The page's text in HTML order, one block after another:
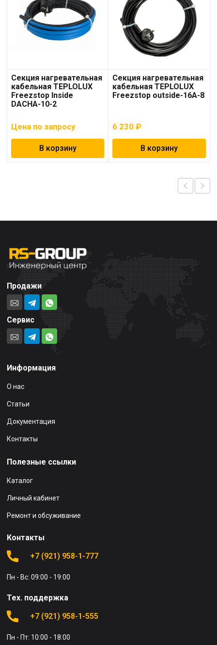
Секция нагревательная
кабельная TEPLOLUX
Freezstop Inside
DACHA-10-2
Цена по запросу
В корзину
Секция нагревательная
кабельная TEPLOLUX
Freezstop outside-16A-8
6 230₽
В корзину
Продажи
Сервис
Информация
О нас
Статьи
Документация
Контакты
Полезные ссылки
Каталог
Личный кабинет
Ремонт и обсуживание
Контакты
+7 (921) 958-1-777
Пн - Вс: 09:00 - 19:00
Тех. поддержка
+7 (921) 958-1-555
Пн - Пт: 10:00 - 18:00